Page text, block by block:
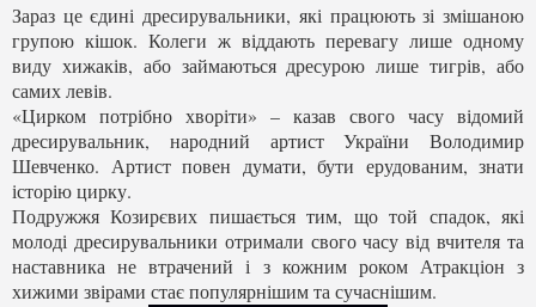
Зараз це єдині дресирувальники, які працюють зі змішаною
групою кішок. Колеги ж віддають перевагу лише одному
виду хижаків, або займаються дресурою лише тигрів, або
самих левів.
«Цирком потрібно хворіти» – казав свого часу відомий
дресирувальник, народний артист України Володимир
Шевченко. Артист повен думати, бути ерудованим, знати
історію цирку.
Подружжя Козирєвих пишається тим, що той спадок, які
молоді дресирувальники отримали свого часу від вчителя та
наставника не втрачений і з кожним роком Атракціон з
хижими звірами стає популярнішим та сучаснішим.